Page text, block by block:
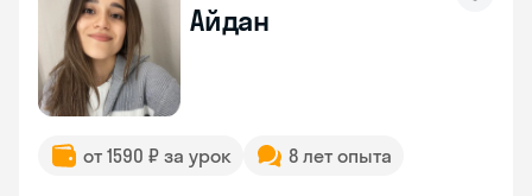
Айдан
от 1590 ₽ за урок 8 лет опыта